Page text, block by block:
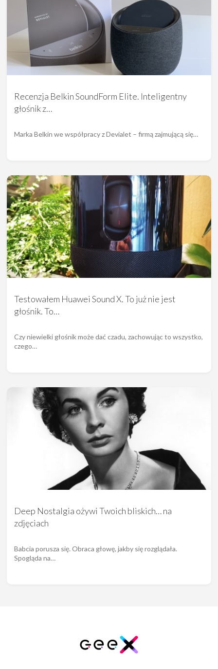
Recenzja Belkin SoundForm Elite. Inteligentny
głośnik z…
Marka Belkin we współpracy z Devialet – firmą zajmującą się…
Testowałem Huawei Sound X. To już nie jest
głośnik. To…
Czy niewielki głośnik może dać czadu, zachowując to wszystko,
czego…
Deep Nostalgia ożywi Twoich bliskich… na
zdjęciach
Babcia porusza się. Obraca głowę, jakby się rozglądała.
Spogląda na…